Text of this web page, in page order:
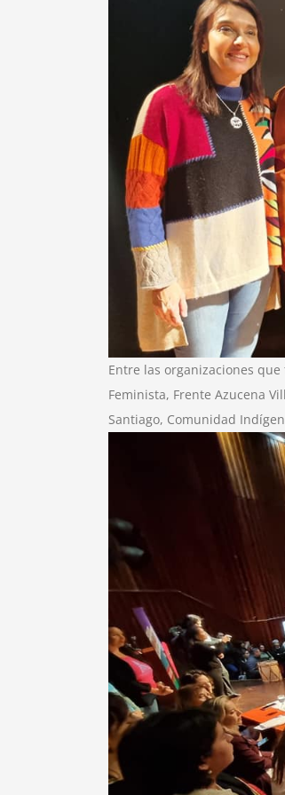
Entre las organizaciones
Feminista, Frente Azucena
Santiago, Comunidad